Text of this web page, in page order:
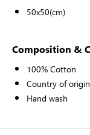
50x50(cm)
Composition &
100% Cotton
Country of
Hand wash